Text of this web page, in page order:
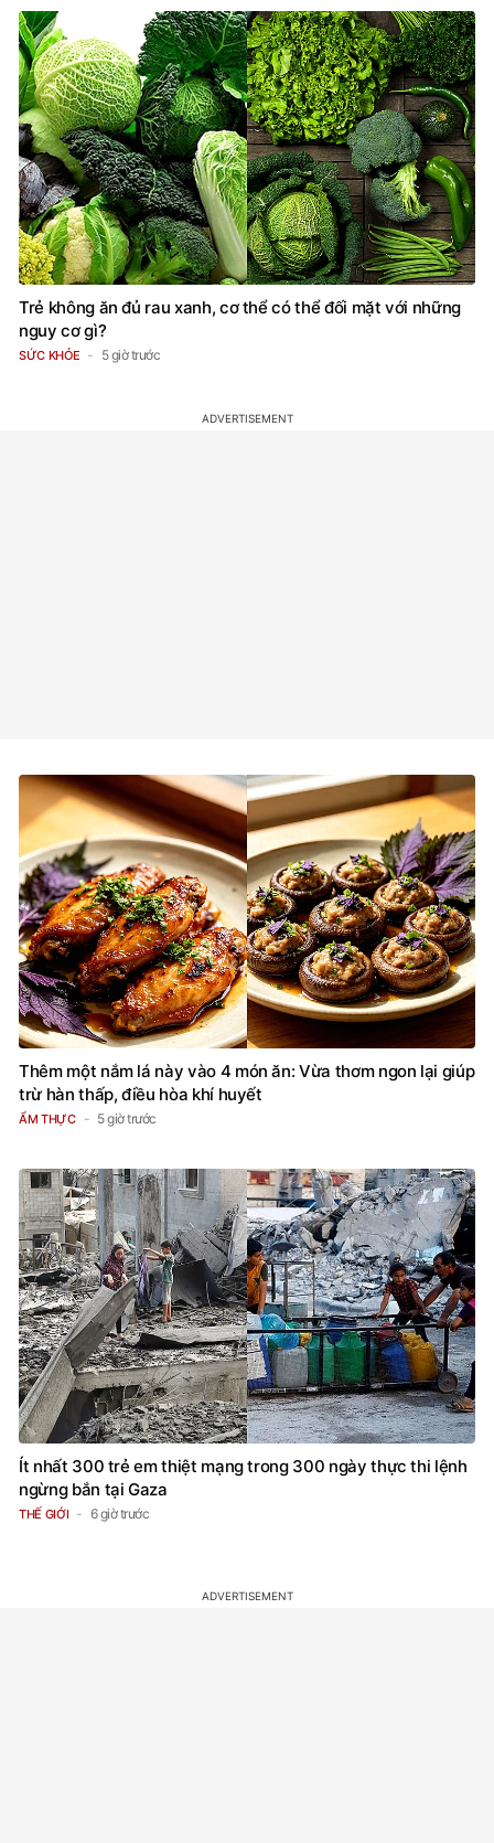
Trẻ không ăn đủ rau xanh, cơ thể có thể đối mặt với những
nguy cơ gì?
SỨC KHỎE 5 giờ trước
Thêm một nắm lá này vào 4 món ăn: Vừa thơm ngon lại giúp
trừ hàn thấp, điều hòa khí huyết
ẨM THỰC 5 giờ trước
Ít nhất 300 trẻ em thiệt mạng trong 300 ngày thực thi lệnh
ngừng bắn tại Gaza
THẾ GIỚI 6 giờ trước